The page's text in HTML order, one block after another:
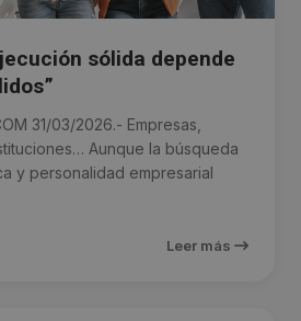
sólida depende
31/03/2026.- Empresas,
Aunque la búsqueda
y personalidad empresarial
Leer más